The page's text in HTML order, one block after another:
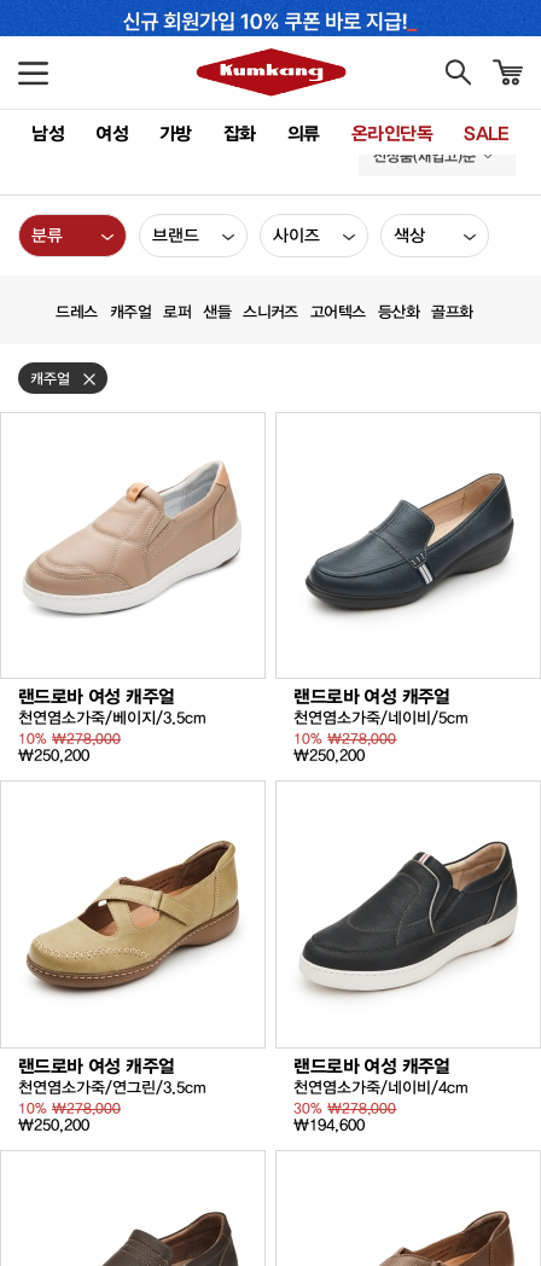
남성 여성 가방 잡화 의류 온라인단독 SALE
신상품(재입고)순
분류 브랜드 사이즈 색상
드레스 캐주얼 로퍼 샌들 스니커즈 고어텍스 등산화 골프화
캐주얼
랜드로바 여성 캐주얼
천연염소가죽/베이지/3.5cm
10% ₩278,000
₩250,200
랜드로바 여성 캐주얼
천연염소가죽/네이비/5cm
10%₩278,000
₩250,200
랜드로바 여성 캐주얼
천연염소가죽/연그린/3.5cm
10% ₩278,000
₩250,200
랜드로바 여성 캐주얼
천연염소가죽/네이비/4cm
30%₩278,000
₩194,600